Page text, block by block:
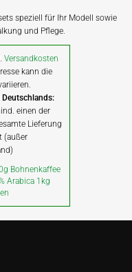
speziell für Ihr Modell sowie
und Pflege.
Versandkosten
kann die
einen der
Lieferung
(außer
Bohnenkaffee
Arabica 1kg